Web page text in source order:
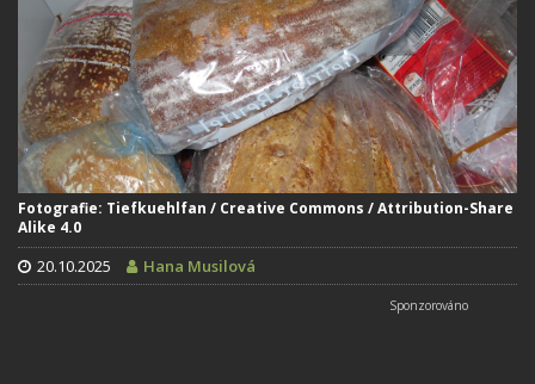
Fotografie: Tiefkuehlfan / Creative Commons / Attribution-Share
Alike 4.0
20.10.2025 Hana Musilová